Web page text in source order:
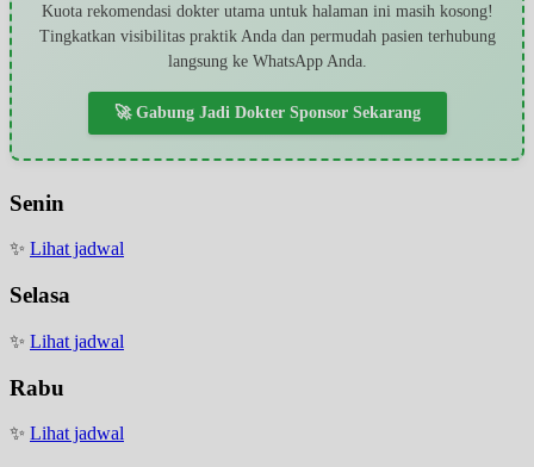
Kuota rekomendasi dokter utama untuk halaman ini masih kosong!
Tingkatkan visibilitas praktik Anda dan permudah pasien terhubung
langsung ke WhatsApp Anda.
🚀 Gabung Jadi Dokter Sponsor Sekarang
Senin
✨ Lihat jadwal
Selasa
✨ Lihat jadwal
Rabu
✨ Lihat jadwal